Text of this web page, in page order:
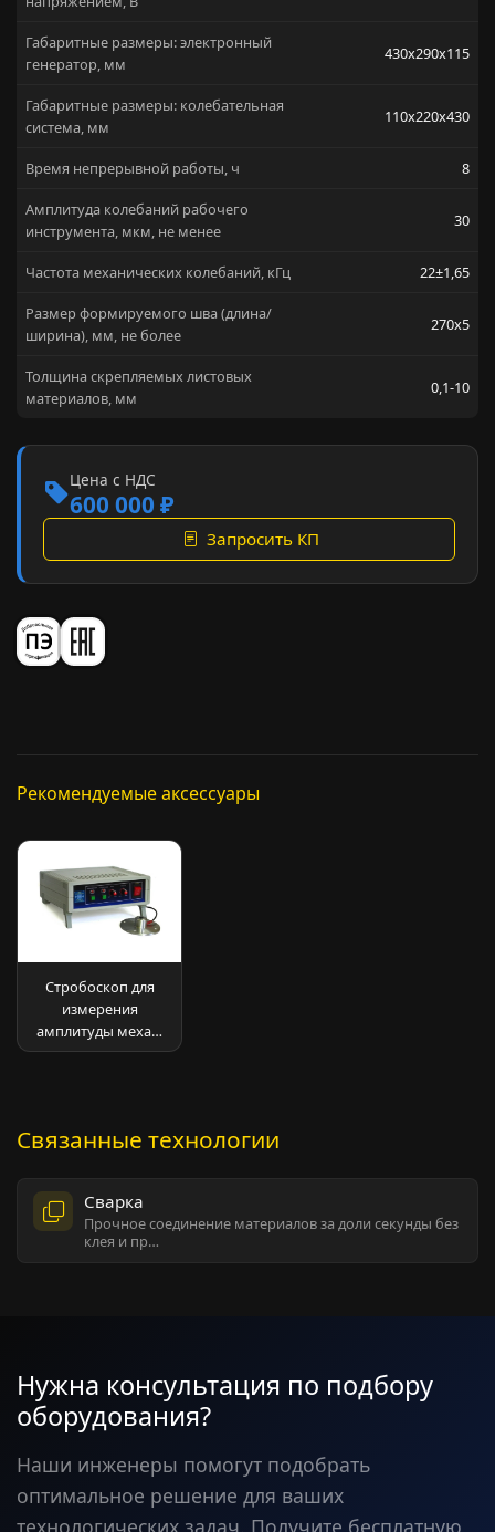
Габаритные размеры: электронный
генератор, мм
430х290х115
Габаритные размеры: колебательная
система, мм
110х220x430
Время непрерывной работы, ч 8
Амплитуда колебаний рабочего
инструмента, мкм, не менее
30
Частота механических колебаний, кГц 22±1,65
Размер формируемого шва (длина/
ширина), мм, не более
270x5
Толщина скрепляемых листовых
материалов, мм
0,1-10
Цена с НДС
600 000 ₽
Запросить КП
Рекомендуемые аксессуары
Стробоскоп для
измерения
амплитуды меха…
Связанные технологии
Сварка
Прочное соединение материалов за доли секунды без
клея и пр…
Нужна консультация по подбору
оборудования?
Наши инженеры помогут подобрать
оптимальное решение для ваших
технологических задач. Получите бесплатную